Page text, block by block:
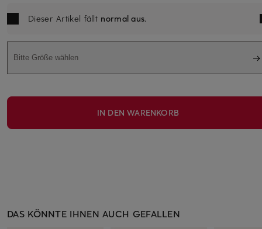
Dieser Artikel fällt normal aus.
Bitte Größe wählen
IN DEN WARENKORB
DAS KÖNNTE IHNEN AUCH GEFALLEN